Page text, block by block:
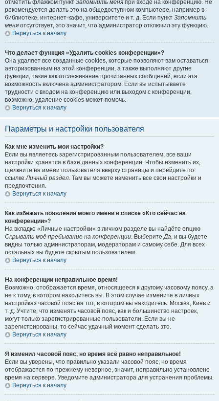
отметить флажком пункт Запомнить меня при входе на конференцию. Не
рекомендуется делать это на общедоступном компьютере, например в
библиотеке, интернет-кафе, университете и т. д. Если пункт Запомнить
меня отсутствует, это значит, что администратор отключил эту функцию.
Вернуться к началу
Что делает функция «Удалить cookies конференции»?
Она удаляет все созданные cookies, которые позволяют вам оставаться
авторизованным на этой конференции, а также выполняют другие
функции, такие как отслеживание прочитанных сообщений, если эта
возможность включена администратором. Если вы испытываете
трудности с входом на конференцию или выходом с конференции,
возможно, удаление cookies может помочь.
Вернуться к началу
Параметры и настройки пользователя
Как мне изменить мои настройки?
Если вы являетесь зарегистрированным пользователем, все ваши
настройки хранятся в базе данных конференции. Чтобы изменить их,
щёлкните на имени пользователя вверху страницы и перейдите по
ссылкеЛичный раздел. Там вы можете изменить все свои настройки и
предпочтения.
Вернуться к началу
Как избежать появления моего имени в списке «Кто сейчас на
конференции»?
На вкладке «Личные настройки» в личном разделе вы найдёте опцию
Скрывать моё пребывание на конференции. ВыберитеДа, и вы будете
видны только администраторам, модераторам и самому себе. Для всех
остальных вы будете скрытым пользователем.
Вернуться к началу
На конференции неправильное время!
Возможно, отображается время, относящееся к другому часовому поясу, а
не к тому, в котором находитесь вы. В этом случае измените в личных
настройках часовой пояс на тот, в котором вы находитесь: Москва, Киев и
т. д. Учтите, что изменять часовой пояс, как и большинство настроек,
могут только зарегистрированные пользователи. Если вы не
зарегистрированы, то сейчас удачный момент сделать это.
Вернуться к началу
Я изменил часовой пояс, но время всё равно неправильное!
Если вы уверены, что правильно указали часовой пояс, но время
отображается по-прежнему неверное, значит, неправильно установлено
время на сервере. Уведомите администратора для устранения проблемы.
Вернуться к началу